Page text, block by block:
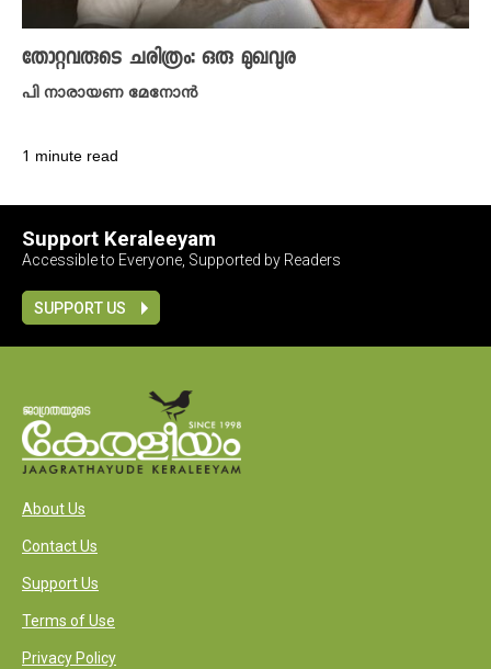
തോറ്റവരുടെ ചരിത്രം: ഒരു മുഖവുര
പി നാരായണ മേനോൻ
1 minute read
Support Keraleeyam
Accessible to Everyone, Supported by Readers
SUPPORT US
About Us
Contact Us
Support Us
Terms of Use
Privacy Policy